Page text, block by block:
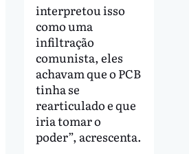
interpretou isso
como uma
infiltração
comunista, eles
achavam que o PCB
tinha se
rearticulado e que
iria tomar o
poder”, acrescenta.